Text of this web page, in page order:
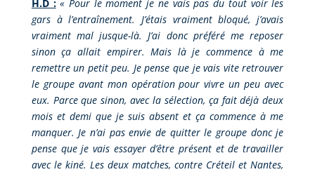
H.D : « Pour le moment je ne vais pas du tout voir les
gars à l’entraînement. J’étais vraiment bloqué, j’avais
vraiment mal jusque-là. J’ai donc préféré me reposer
sinon ça allait empirer. Mais là je commence à me
remettre un petit peu. Je pense que je vais vite retrouver
le groupe avant mon opération pour vivre un peu avec
eux. Parce que sinon, avec la sélection, ça fait déjà deux
mois et demi que je suis absent et ça commence à me
manquer. Je n’ai pas envie de quitter le groupe donc je
pense que je vais essayer d’être présent et de travailler
avec le kiné. Les deux matches, contre Créteil et Nantes,